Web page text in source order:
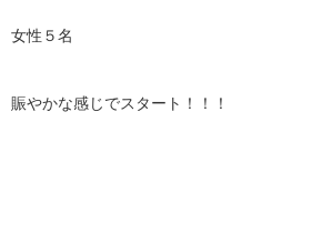
女性５名
賑やかな感じでスタート！！！